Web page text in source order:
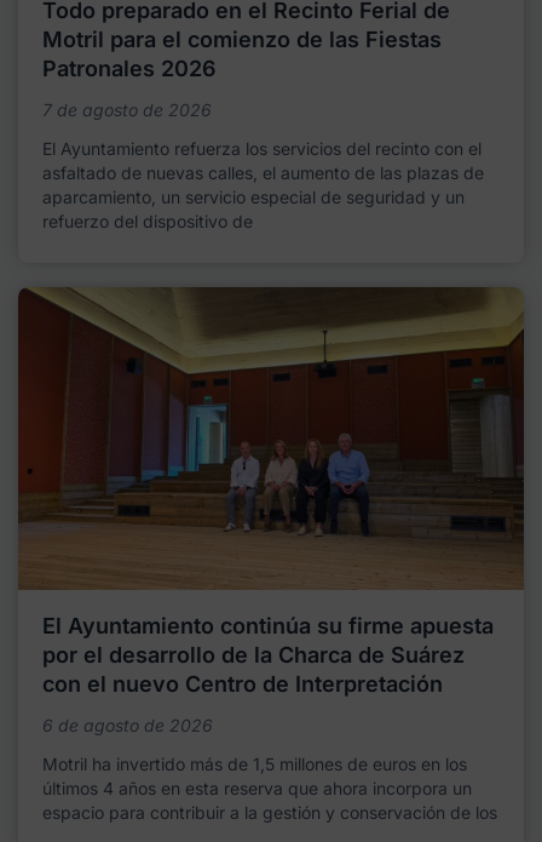
Todo preparado en el Recinto Ferial de
Motril para el comienzo de las Fiestas
Patronales 2026
7 de agosto de 2026
El Ayuntamiento refuerza los servicios del recinto con el
asfaltado de nuevas calles, el aumento de las plazas de
aparcamiento, un servicio especial de seguridad y un
refuerzo del dispositivo de
El Ayuntamiento continúa su firme apuesta
por el desarrollo de la Charca de Suárez
con el nuevo Centro de Interpretación
6 de agosto de 2026
Motril ha invertido más de 1,5 millones de euros en los
últimos 4 años en esta reserva que ahora incorpora un
espacio para contribuir a la gestión y conservación de los